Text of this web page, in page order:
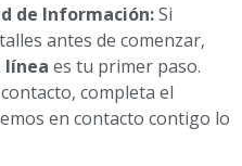
de Información:Si
antes de comenzar,
línea es tu primer paso.
completa el
en contacto contigo lo